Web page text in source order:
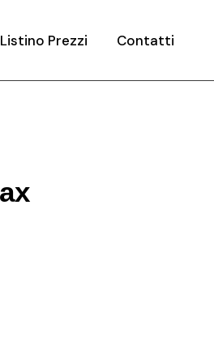
Listino Prezzi Contatti